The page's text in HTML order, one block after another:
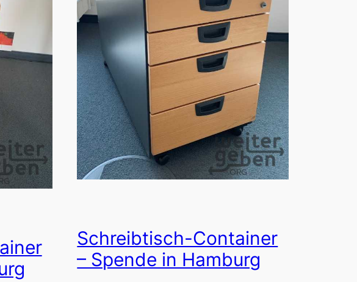
Schreibtisch-Container
– Spende in Hamburg